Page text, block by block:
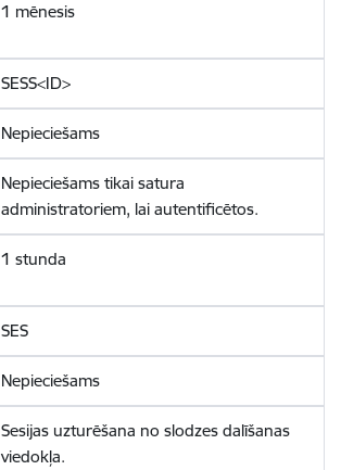
1 mēnesis
SESS<ID>
Nepieciešams
Nepieciešams tikai satura
administratoriem, lai autentificētos.
1 stunda
SES
Nepieciešams
Sesijas uzturēšana no slodzes dalīšanas
viedokļa.